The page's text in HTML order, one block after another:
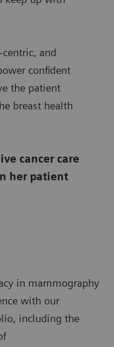
and
confident
the patient
breast health
cancer care
her patient
in mammography
with our
including the